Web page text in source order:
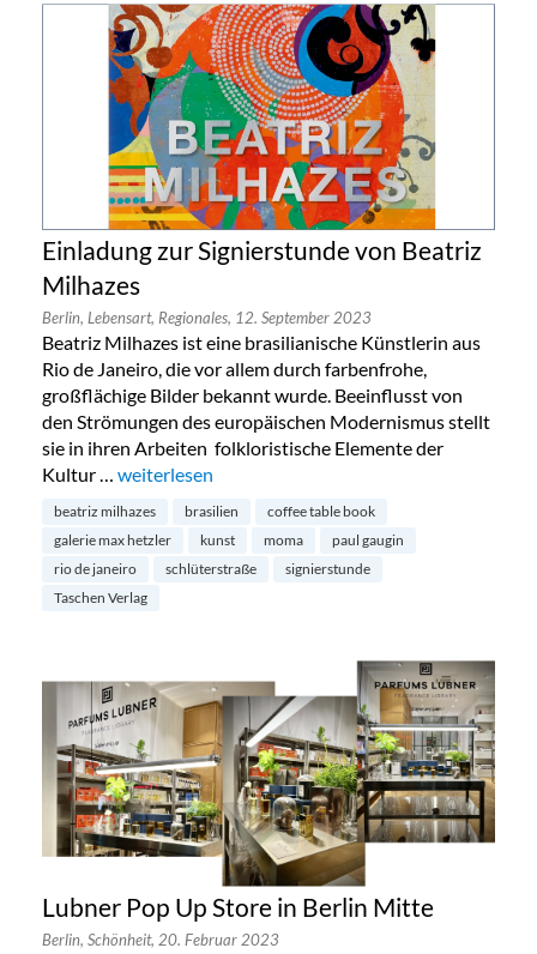
Einladung zur Signierstunde von Beatriz
Milhazes
Berlin, Lebensart, Regionales, 12. September 2023
Beatriz Milhazes ist eine brasilianische Künstlerin aus
Rio de Janeiro, die vor allem durch farbenfrohe,
großflächige Bilder bekannt wurde. Beeinflusst von
den Strömungen des europäischen Modernismus stellt
sie in ihren Arbeiten folkloristische Elemente der
Kultur … „Einladung zur Signierstunde von Beatriz Milhazes“
weiterlesen
beatriz milhazes brasilien
coffee table book
galerie max hetzler
kunst moma
paul gaugin
rio de janeiro
schlüterstraße
signierstunde
Taschen Verlag
Lubner Pop Up Store in Berlin Mitte
Berlin, Schönheit, 20. Februar 2023